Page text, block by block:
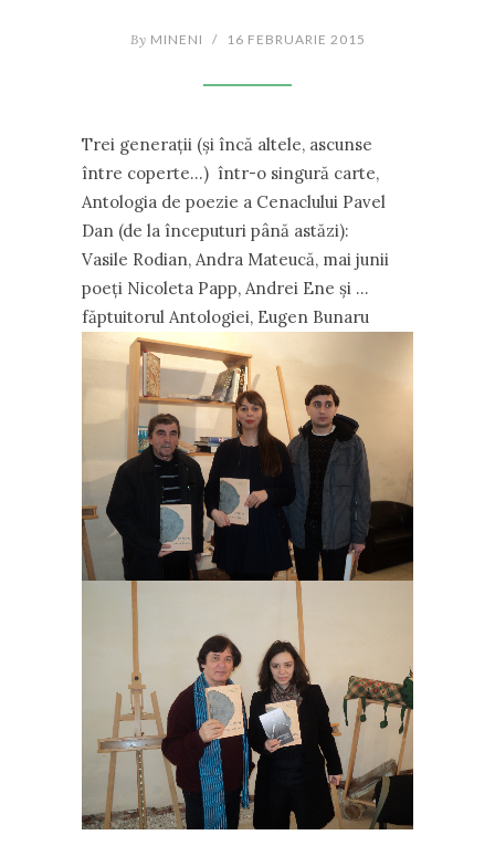
By MINENI / 16 FEBRUARIE 2015
Trei generaţii (şi încă altele, ascunse
între coperte…) într-o singură carte,
Antologia de poezie a Cenaclului Pavel
Dan (de la începuturi până astăzi):
Vasile Rodian, Andra Mateucă, mai junii
poeţi Nicoleta Papp, Andrei Ene şi …
făptuitorul Antologiei, Eugen Bunaru